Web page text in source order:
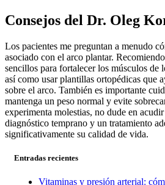
Consejos del Dr. Oleg
Los pacientes me preguntan a menudo
asociado con el arco plantar.
sencillos para fortalecer los músculos de
así como usar plantillas ortopédicas que
sobre el arco. También es importante
mantenga un peso normal y evite
experimenta molestias, no dude en
diagnóstico temprano y un tratamiento
significativamente su calidad de vida.
Entradas recientes
Vitaminas y presión arterial: